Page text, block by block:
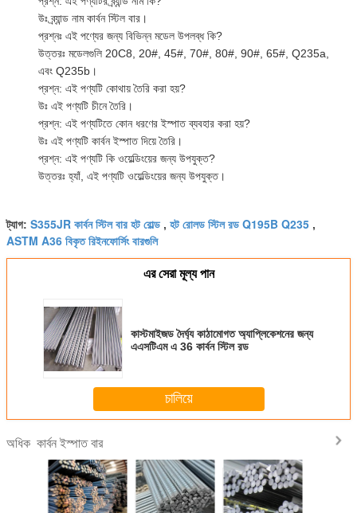
উঃ ব্র্যান্ড নাম কার্বন স্টিল বার।
প্রশ্নঃ এই পণ্যের জন্য বিভিন্ন মডেল উপলব্ধ কি?
উত্তরঃ মডেলগুলি 20C8, 20#, 45#, 70#, 80#, 90#, 65#, Q235a,
এবং Q235b।
প্রশ্ন: এই পণ্যটি কোথায় তৈরি করা হয়?
উঃ এই পণ্যটি চীনে তৈরি।
প্রশ্ন: এই পণ্যটিতে কোন ধরণের ইস্পাত ব্যবহার করা হয়?
উঃ এই পণ্যটি কার্বন ইস্পাত দিয়ে তৈরি।
প্রশ্ন: এই পণ্যটি কি ওয়েল্ডিংয়ের জন্য উপযুক্ত?
উত্তরঃ হ্যাঁ, এই পণ্যটি ওয়েল্ডিংয়ের জন্য উপযুক্ত।
ট্যাগ: S355JR কার্বন স্টিল বার হট রোল্ড , হট রোলড স্টিল রড Q195B Q235 ,
ASTM A36 বিকৃত রিইনফোর্সিং বারগুলি
এর সেরা মূল্য পান
কাস্টমাইজড দৈর্ঘ্য কাঠামোগত অ্যাপ্লিকেশনের জন্য
এএসটিএম এ 36 কার্বন স্টিল রড
চালিয়ে
অধিক কার্বন ইস্পাত বার